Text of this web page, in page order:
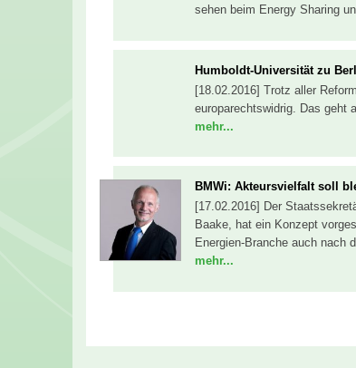
sehen beim Energy Sharing
Humboldt-Universität zu
[18.02.2016] Trotz aller
europarechtswidrig. Das geht
mehr...
BMWi: Akteursvielfalt soll
[17.02.2016] Der
Baake, hat ein Konzept
Energien-Branche auch nach
mehr...